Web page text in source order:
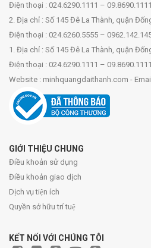
Điện thoại : 024.6290.1111 –
2. Địa chỉ : Số 145 Đê La Thành, quận
Điện thoại : 024.6260.5555 –
1. Địa chỉ : Số 145 Đê La Thành, quận
Điện thoại : 024.6290.1111 –
Website : minhquangdaithanh.com -
GIỚI THIỆU CHUNG
Điều khoản sử dụng
Điều khoản giao dịch
Dịch vụ tiện ích
Quyền sở hữu trí tuệ
KẾT NỐI VỚI CHÚNG TÔI